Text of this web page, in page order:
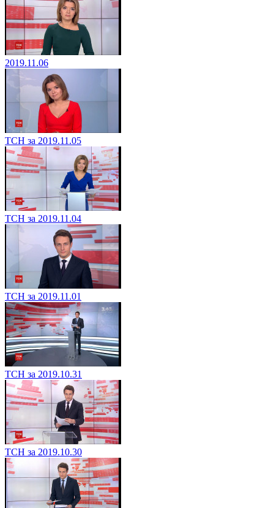
2019.11.06
ТСН за 2019.11.05
ТСН за 2019.11.04
ТСН за 2019.11.01
ТСН за 2019.10.31
ТСН за 2019.10.30